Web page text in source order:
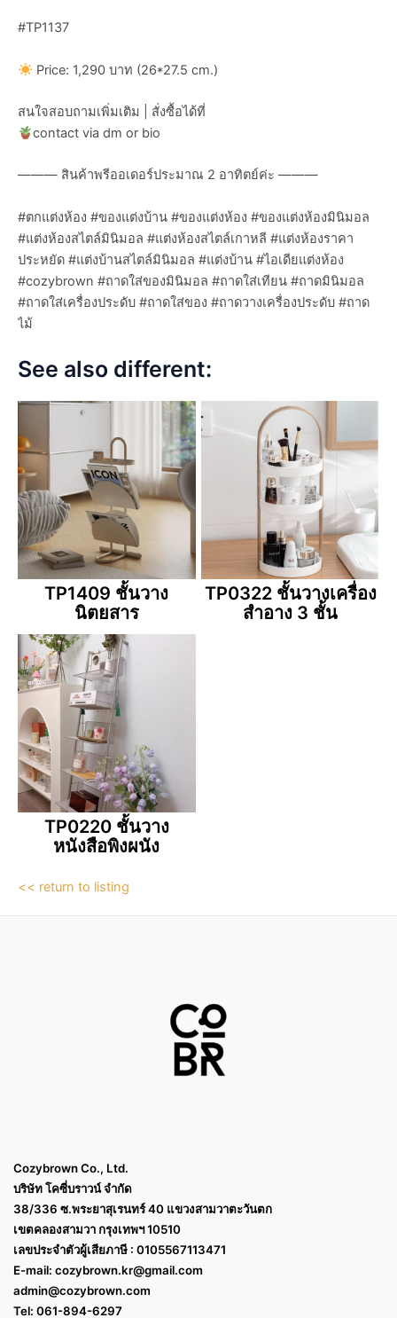
#TP1137
Price: 1,290 บาท (26*27.5 cm.)
สนใจสอบถามเพิ่มเติม | สั่งซื้อได้ที่
contact via dm or bio
——— สินค้าพรีออเดอร์ประมาณ 2 อาทิตย์ค่ะ ———
#ตกแต่งห้อง #ของแต่งบ้าน #ของแต่งห้อง #ของแต่งห้องมินิมอล
#แต่งห้องสไตล์มินิมอล #แต่งห้องสไตล์เกาหลี #แต่งห้องราคา
ประหยัด #แต่งบ้านสไตล์มินิมอล #แต่งบ้าน #ไอเดียแต่งห้อง
#cozybrown #ถาดใส่ของมินิมอล #ถาดใส่เทียน #ถาดมินิมอล
#ถาดใส่เครื่องประดับ #ถาดใส่ของ #ถาดวางเครื่องประดับ #ถาด
ไม้
See also different:
TP1409 ชั้นวาง
นิตยสาร
TP0322 ชั้นวางเครื่อง
สำอาง 3 ชั้น
TP0220 ชั้นวาง
หนังสือพิงผนัง
<< return to listing
Cozybrown Co., Ltd.
บริษัท โคซี่บราวน์ จำกัด
38/336 ซ.พระยาสุเรนทร์ 40 แขวงสามวาตะวันตก
เขตคลองสามวา กรุงเทพฯ 10510
เลขประจำตัวผู้เสียภาษี : 0105567113471
E-mail: cozybrown.kr@gmail.com
admin@cozybrown.com
Tel: 061-894-6297